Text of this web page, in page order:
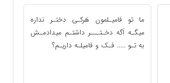
ما تو فامیـلمون هَرکـی دختـر نداره
میگـه اَگه دخـتـــر داشتـم میدادمـش
به تـو ..... فـک و فامیلـه داریـم؟